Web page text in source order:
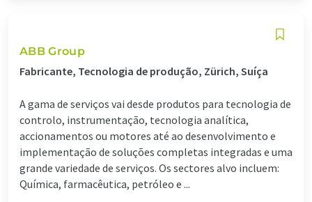
ABB Group
Fabricante, Tecnologia de produção, Zürich, Suíça
A gama de serviços vai desde produtos para tecnologia de
controlo, instrumentação, tecnologia analítica,
accionamentos ou motores até ao desenvolvimento e
implementação de soluções completas integradas e uma
grande variedade de serviços. Os sectores alvo incluem:
Química, farmacêutica, petróleo e ...